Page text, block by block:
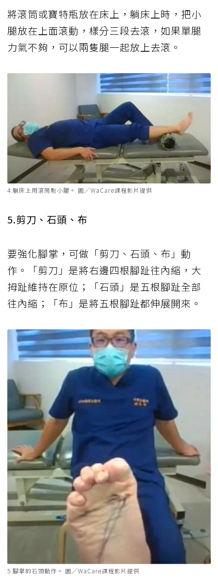
將滾筒或寶特瓶放在床上，躺床上時，把小
腿放在上面滾動，樣分三段去滾，如果單腿
力氣不夠，可以兩隻腿一起放上去滾。
4.躺床上用滾筒鬆小腿。 圖╱WaCare課程影片提供
5.剪刀、石頭、布
要強化腳掌，可做「剪刀、石頭、布」動
作。「剪刀」是將右邊四根腳趾往內縮，大
拇趾維持在原位；「石頭」是五根腳趾全部
往內縮；「布」是將五根腳趾都伸展開來。
5.腳掌的石頭動作。 圖╱WaCare課程影片提供